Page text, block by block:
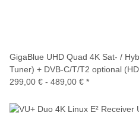
GigaBlue UHD Quad 4K Sat- /
Tuner) + DVB-C/T/T2 optional
299,00 € - 489,00 € *